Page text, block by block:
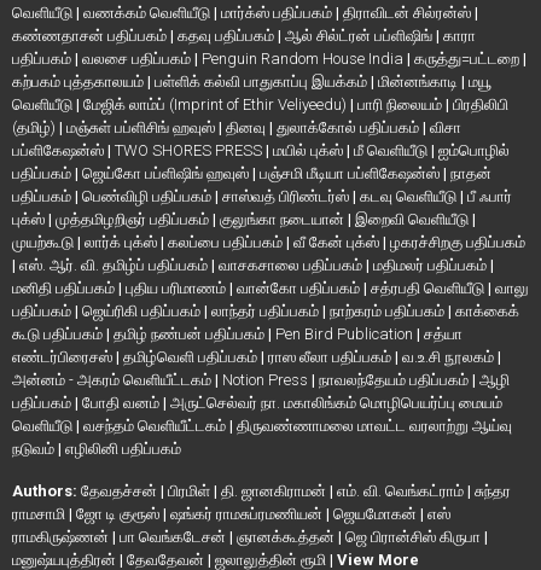
வெளியீடு | வணக்கம் வெளியீடு | மார்க்ஸ் பதிப்பகம் | திராவிடன் சில்ரன்ஸ் |
கண்ணதாசன் பதிப்பகம் | கதவு பதிப்பகம் | ஆல் சில்ட்ரன் பப்ளிஷிங் | காரா
பதிப்பகம் | வலசை பதிப்பகம் | Penguin Random House India | கருத்து=பட்டறை |
கற்பகம் புத்தகாலயம் | பள்ளிக் கல்வி பாதுகாப்பு இயக்கம் | மின்னங்காடி | மயூ
வெளியீடு | மேஜிக் லாம்ப் (Imprint of Ethir Veliyeedu) | பாரி நிலையம் | பிரதிலிபி
(தமிழ்) | மஞ்சுள் பப்ளிசிங் ஹவுஸ் | தினவு | துலாக்கோல் பதிப்பகம் | விசா
பப்ளிகேஷன்ஸ் | TWO SHORES PRESS | மயில் புக்ஸ் | மீ வெளியீடு | ஐம்பொழில்
பதிப்பகம் | ஜெய்கோ பப்ளிஷிங் ஹவுஸ் | பஞ்சமி மீடியா பப்ளிகேஷன்ஸ் | நாதன்
பதிப்பகம் | பெண்விழி பதிப்பகம் | சாஸ்வத் பிரிண்டர்ஸ் | கடவு வெளியீடு | பீ ஃபார்
புக்ஸ் | முத்தமிழறிஞர் பதிப்பகம் | குலுங்கா நடையான் | இறைவி வெளியீடு |
முயற்கூடு | லார்க் புக்ஸ் | கலப்பை பதிப்பகம் | வீ கேன் புக்ஸ் | ழகரச்சிறகு பதிப்பகம்
| எஸ். ஆர். வி. தமிழ்ப் பதிப்பகம் | வாசகசாலை பதிப்பகம் | மதிமலர் பதிப்பகம் |
மனிதி பதிப்பகம் | புதிய பரிமாணம் | வான்கோ பதிப்பகம் | சத்ரபதி வெளியீடு | வாலு
பதிப்பகம் | ஜெய்ரிகி பதிப்பகம் | லாந்தர் பதிப்பகம் | நாற்கரம் பதிப்பகம் | காக்கைக்
கூடு பதிப்பகம் | தமிழ் நண்பன் பதிப்பகம் | Pen Bird Publication | சத்யா
எண்டர்பிரைசஸ் | தமிழ்வெளி பதிப்பகம் | ராஸ லீலா பதிப்பகம் | வ.உ.சி நூலகம் |
அன்னம் - அகரம் வெளியீட்டகம் | Notion Press | நாவலந்தேயம் பதிப்பகம் | ஆழி
பதிப்பகம் | போதி வனம் | அருட்செல்வர் நா. மகாலிங்கம் மொழிபெயர்ப்பு மையம்
வெளியீடு | வசந்தம் வெளியீட்டகம் | திருவண்ணாமலை மாவட்ட வரலாற்று ஆய்வு
நடுவம் | எழிலினி பதிப்பகம்
Authors: தேவதச்சன் | பிரமிள் | தி. ஜானகிராமன் | எம். வி. வெங்கட்ராம் | சுந்தர
ராமசாமி | ஜோ டி குரூஸ் | ஷங்கர் ராமசுப்ரமணியன் | ஜெயமோகன் | எஸ்
ராமகிருஷ்ணன் | பா வெங்கடேசன் | ஞானக்கூத்தன் | ஜெ பிரான்சிஸ் கிருபா |
மனுஷ்யபுத்திரன் | தேவதேவன் | ஜலாலுத்தின் ரூமி | View More